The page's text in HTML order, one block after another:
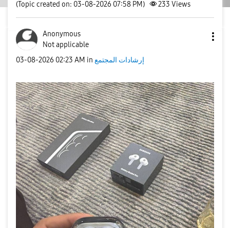
(Topic created on: 03-08-2026 07:58 PM) 233 Views
Anonymous
Not applicable
‎03-08-2026 02:23 AM in إرشادات المجتمع